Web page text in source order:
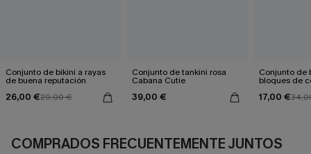
Conjunto de bikini a rayas
de buena reputación
26,00 €29,00 €
Conjunto de tankini rosa
Cabana Cutie
39,00 €
Conjunto de
bloques de
17,00 €
COMPRADOS FRECUENTEMENTE JUNTOS